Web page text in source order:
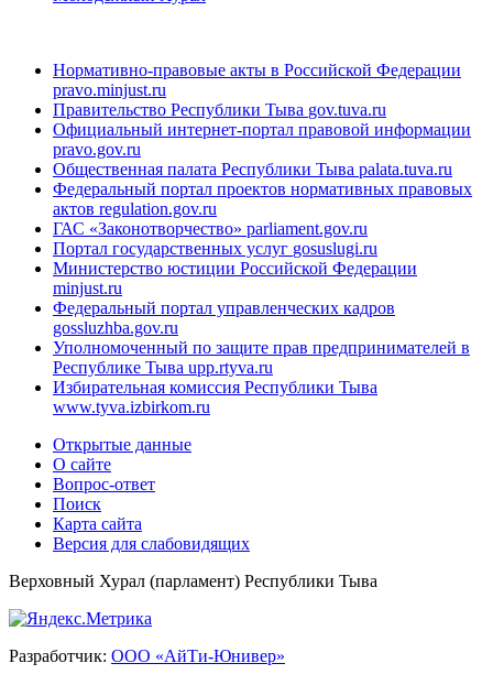
Нормативно-правовые акты в Российской Федерации
pravo.minjust.ru
Правительство Республики Тыва gov.tuva.ru
Официальный интернет-портал правовой информации
pravo.gov.ru
Общественная палата Республики Тыва palata.tuva.ru
Федеральный портал проектов нормативных правовых
актов regulation.gov.ru
ГАС «Законотворчество» parliament.gov.ru
Портал государственных услуг gosuslugi.ru
Министерство юстиции Российской Федерации
minjust.ru
Федеральный портал управленческих кадров
gossluzhba.gov.ru
Уполномоченный по защите прав предпринимателей в
Республике Тыва upp.rtyva.ru
Избирательная комиссия Республики Тыва
www.tyva.izbirkom.ru
Открытые данные
О сайте
Вопрос-ответ
Поиск
Карта сайта
Версия для слабовидящих
Верховный Хурал (парламент) Республики Тыва
Разработчик: ООО «АйТи-Юнивер»